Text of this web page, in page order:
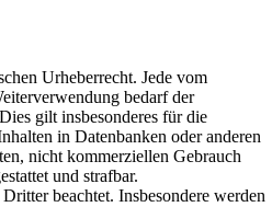
Urheberrecht. Jede vom
bedarf der
Dies gilt insbesonderes für die
in Datenbanken oder anderen
nicht kommerziellen Gebrauch
und strafbar.
beachtet. Insbesondere werden